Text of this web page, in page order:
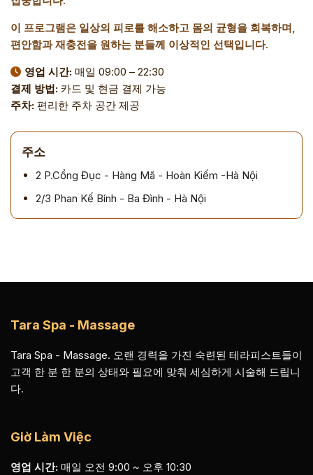
이 프로그램은 일상의 피로를 해소하고 몸의 균형을 회복하며,
편안함과 재충전을 원하는 분들께 이상적인 선택입니다.
영업 시간: 매일 09:00 – 22:30
결제 방법: 카드 및 현금 결제 가능
주차: 편리한 주차 공간 제공
주소
2 P.Cổng Đục - Hàng Mã - Hoàn Kiếm -Hà Nội
2/3 Phan Kế Bính - Ba Đình - Hà Nội
Tara Spa - Massage
Tara Spa - Massage. 오랜 경력을 가진 숙련된 테라피스트들이
고객 한 분 한 분의 상태와 필요에 맞춰 세심하게 시술해 드립니
다.
Giờ Làm Việc
영업 시간: 매일 오전 9:00 ~ 오후 10:30